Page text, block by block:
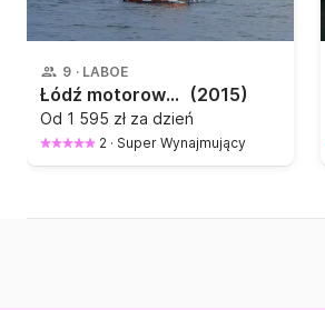
9 · LABOE
Łódź motorowa Artthink Donut 15KM (2015)
Od 1 595 zł za dzień
2 · Super Wynajmujący